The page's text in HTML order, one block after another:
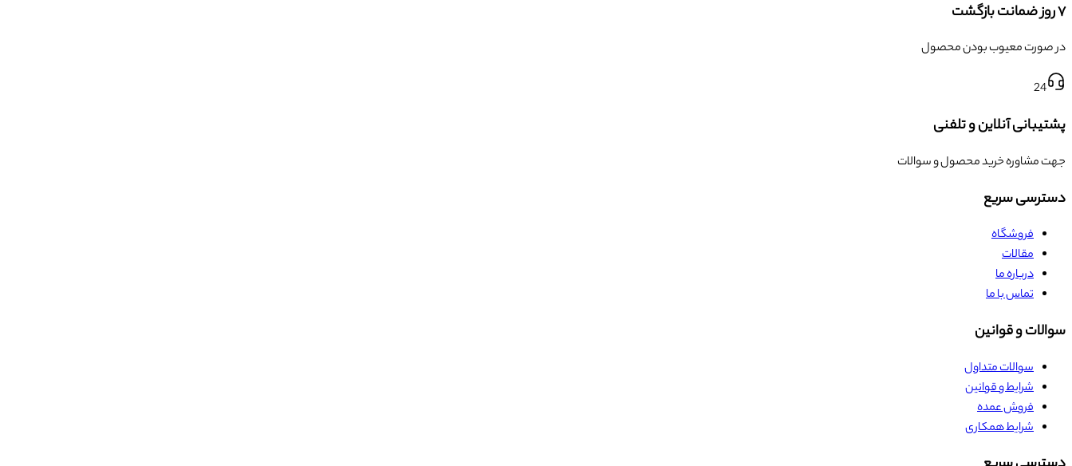
۷ روز ضمانت بازگشت
در صورت معیوب بودن محصول
24
پشتیبانی آنلاین و تلفنی
جهت مشاوره خرید محصول و سوالات
دسترسی سریع
فروشگاه
مقالات
درباره ما
تماس با ما
سوالات و قوانین
سوالات متداول
شرایط و قوانین
فروش عمده
شرایط همکاری